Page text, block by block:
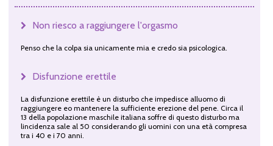
Non riesco a raggiungere l'orgasmo
Penso che la colpa sia unicamente mia e credo sia psicologica.
Disfunzione erettile
La disfunzione erettile è un disturbo che impedisce alluomo di
raggiungere eo mantenere la sufficiente erezione del pene. Circa il
13 della popolazione maschile italiana soffre di questo disturbo ma
lincidenza sale al 50 considerando gli uomini con una età compresa
tra i 40 e i 70 anni.